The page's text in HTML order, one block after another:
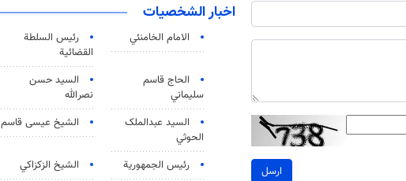
ارسل
اخبار الشخصيات
الامام الخامنئي
رئیس السلطة
القضائیة
الحاج قاسم
سليماني
السيد حسن
نصرالله
السید عبدالملک
الحوثي
الشيخ عيسى قاسم
رئيس الجمهورية الشيخ الزكزاكي